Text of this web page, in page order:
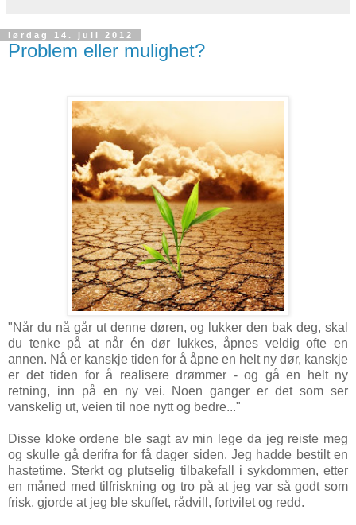
lørdag 14. juli 2012
Problem eller mulighet?
"Når du nå går ut denne døren, og lukker den bak deg, skal
du tenke på at når én dør lukkes, åpnes veldig ofte en
annen. Nå er kanskje tiden for å åpne en helt ny dør, kanskje
er det tiden for å realisere drømmer - og gå en helt ny
retning, inn på en ny vei. Noen ganger er det som ser
vanskelig ut, veien til noe nytt og bedre..."
Disse kloke ordene ble sagt av min lege da jeg reiste meg
og skulle gå derifra for få dager siden. Jeg hadde bestilt en
hastetime. Sterkt og plutselig tilbakefall i sykdommen, etter
en måned med tilfriskning og tro på at jeg var så godt som
frisk, gjorde at jeg ble skuffet, rådvill, fortvilet og redd.